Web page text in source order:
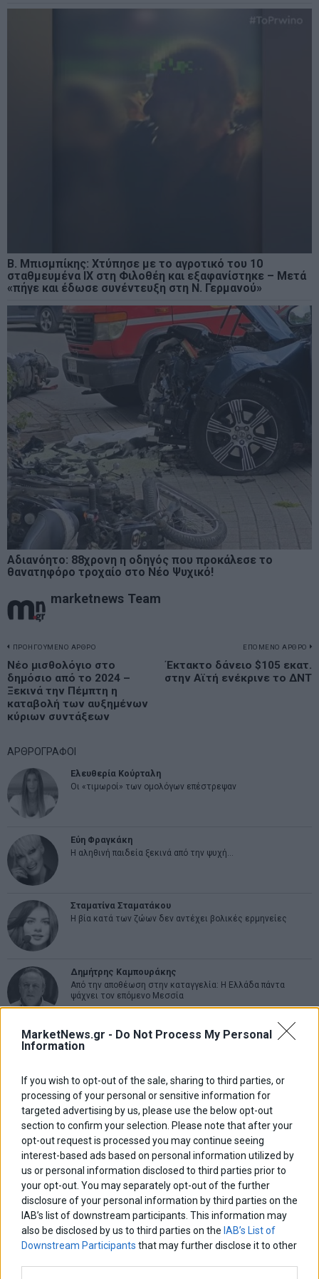
MarketNews.gr - Do Not Process My Personal
Information
If you wish to opt-out of the sale, sharing to third parties, or
processing of your personal or sensitive information for
targeted advertising by us, please use the below opt-out
section to confirm your selection. Please note that after your
opt-out request is processed you may continue seeing
interest-based ads based on personal information utilized by
us or personal information disclosed to third parties prior to
your opt-out. You may separately opt-out of the further
disclosure of your personal information by third parties on the
IAB’s list of downstream participants. This information may
also be disclosed by us to third parties on the IAB’s List of
Downstream Participants that may further disclose it to other
Β. Μπισμπίκης: Χτύπησε με το αγροτικό του 10
σταθμευμένα ΙΧ στη Φιλοθέη και εξαφανίστηκε – Μετά
«πήγε και έδωσε συνέντευξη στη Ν. Γερμανού»
Αδιανόητο: 88χρονη η οδηγός που προκάλεσε το
θανατηφόρο τροχαίο στο Νέο Ψυχικό!
marketnews Team
Πλοήγηση
άρθρων
ΠΡΟΗΓΟΥΜΕΝΟ ΑΡΘΡΟ
Previous
post:
Νέο μισθολόγιο στο
δημόσιο από το 2024 –
Ξεκινά την Πέμπτη η
καταβολή των αυξημένων
κύριων συντάξεων
ΕΠΟΜΕΝΟ ΑΡΘΡΟ
Έκτακτο δάνειο $105 εκατ.
στην Αϊτή ενέκρινε το ΔΝΤ
ΑΡΘΡΟΓΡΑΦΟΙ
Ελευθερία Κούρταλη
Οι «τιμωροί» των ομολόγων επέστρεψαν
Εύη Φραγκάκη
Η αληθινή παιδεία ξεκινά από την ψυχή…
Σταματίνα Σταματάκου
Η βία κατά των ζώων δεν αντέχει βολικές ερμηνείες
Δημήτρης Καμπουράκης
Από την αποθέωση στην καταγγελία: Η Ελλάδα πάντα
ψάχνει τον επόμενο Μεσσία
Νικόλαος Φουρτζής
MIT Sloan: Οι AI-driven επιχειρήσεις διαμορφώνουν το νέο
Θανάσης Κρητικός
Στις 11/12 το πρώτο ευρωπαϊκό ντέρμπι «αιωνίων»
ΕΤΙΚΕΤΕΣ
eurobank marketnews nikkeiwallΑγορεςΗΠΑ Ιταλια
Χρηματιστηριο Αθηνων αεπ αθλητικα αναπτυξη βουλη γερμανια
εκλογες ελλαδα